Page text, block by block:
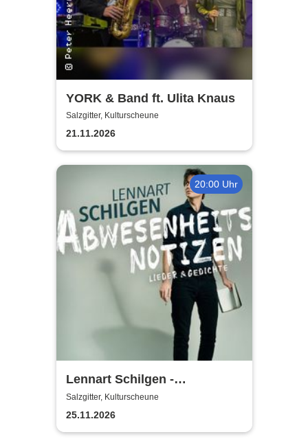
YORK & Band ft. Ulita Knaus
Salzgitter, Kulturscheune
21.11.2026
20:00 Uhr
Lennart Schilgen -
Abwesenheitsnotizen
Salzgitter, Kulturscheune
25.11.2026